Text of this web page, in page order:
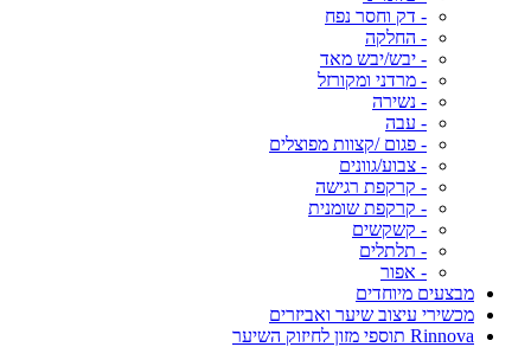
- דק וחסר נפח
- החלקה
- יבש/יבש מאד
- מרדני ומקורזל
- נשירה
- עבה
- פגום /קצוות מפוצלים
- צבוע/גוונים
- קרקפת רגישה
- קרקפת שומנית
- קשקשים
- תלתלים
- אפור
מבצעים מיוחדים
מכשירי עיצוב שיער ואביזרים
Rinnova תוספי מזון לחיזוק השיער